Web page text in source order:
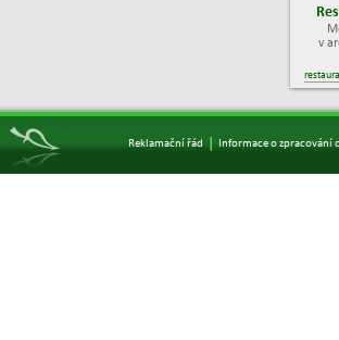
v
Reklamační řád Informace o zpracování